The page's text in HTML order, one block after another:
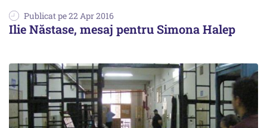
Publicat pe 22 Apr 2016
Ilie Năstase, mesaj pentru Simona Halep